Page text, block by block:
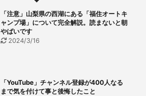
「注意」山梨県の西湖にある「福住オートキ
ャンプ場」について完全解説。読まないと朝
やばいです
2024/3/16
「YouTube」チャンネル登録が400人なる
まで気を付けて事と後悔したこと